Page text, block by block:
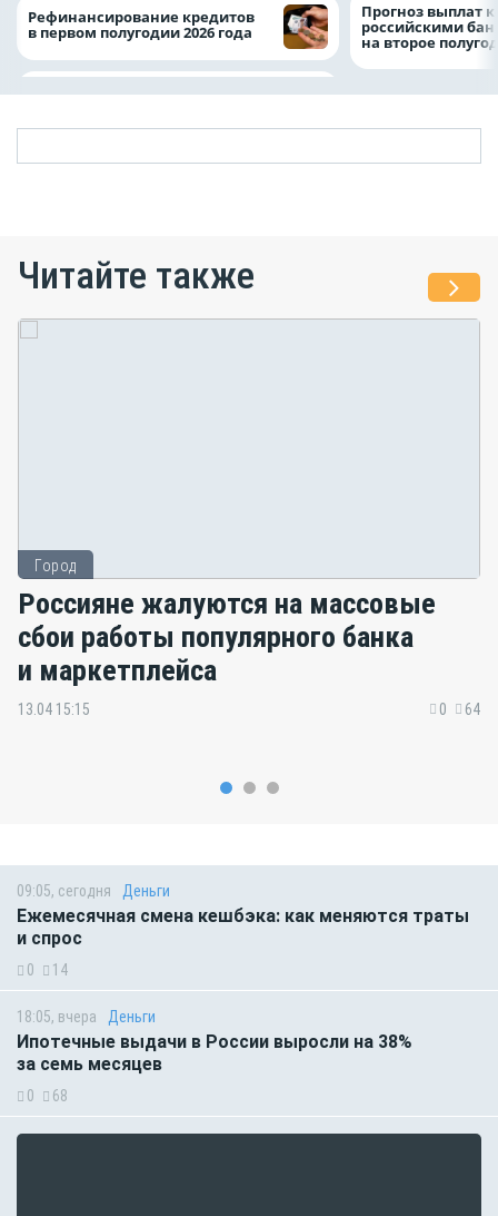
Рефинансирование кредитов
в первом полугодии 2026 года
Прогноз выплат
российскими
на второе
Читайте также
Город
Россияне жалуются на массовые
сбои работы популярного банка
и маркетплейса
13.04 15:15 0 64
09:05, сегодня Деньги
Ежемесячная смена кешбэка: как меняются траты
и спрос
0 14
18:05, вчера Деньги
Ипотечные выдачи в России выросли на 38%
за семь месяцев
0 68